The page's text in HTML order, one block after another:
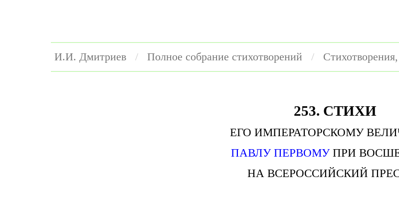
И.И. Дмитриев Полное собрание стихотворений
253. СТИХИ
ЕГО ИМПЕРАТОРСКОМУ
ПАВЛУ ПЕРВОМУПРИ
НА ВСЕРОССИЙСКИЙ